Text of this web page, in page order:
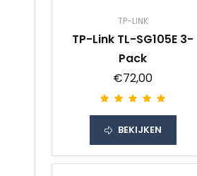
TP-LINK
TP-Link TL-SG105E 3-
Pack
€72,00
BEKIJKEN